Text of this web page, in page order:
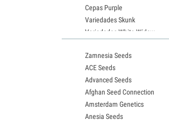
Cepas Purple
Variedades Skunk
Variedades White Widow
Semillas de Granddaddy Purple
Semillas de OG Kush
Semillas de Blue Dream
Semillas de Lemon Haze
Semillas de Bruce Banner
Semillas de Gelato
Zamnesia Seeds
ACE Seeds
Advanced Seeds
Afghan Seed Connection
Amsterdam Genetics
Anesia Seeds